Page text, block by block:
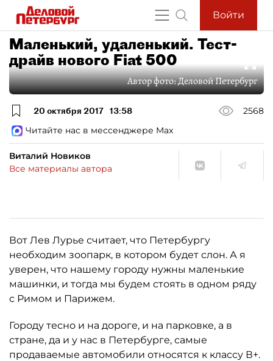
Войти
Маленький, удаленький. Тест-
драйв нового Fiat 500
Автор фото:Деловой Петербург
20 октября 2017 13:58
2568
Читайте нас в мессенджере Max
Виталий Новиков
Все материалы автора
Вот Лев Лурье считает, что Петербургу
необходим зоопарк, в котором будет слон. А я
уверен, что нашему городу нужны маленькие
машинки, и тогда мы будем стоять в одном ряду
с Римом и Парижем.
Городу тесно и на дороге, и на парковке, а в
стране, да и у нас в Петербурге, самые
продаваемые автомобили относятся к классу В+.